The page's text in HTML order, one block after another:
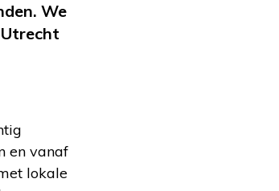
We
en vanaf
lokale